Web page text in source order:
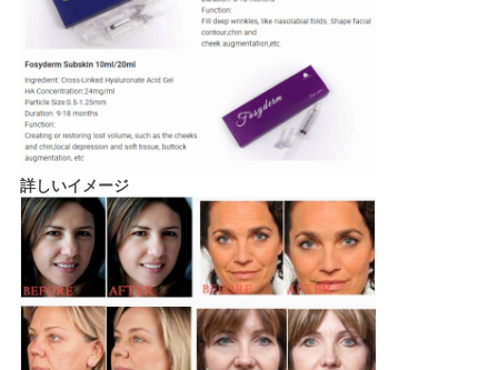
詳しいイメージ